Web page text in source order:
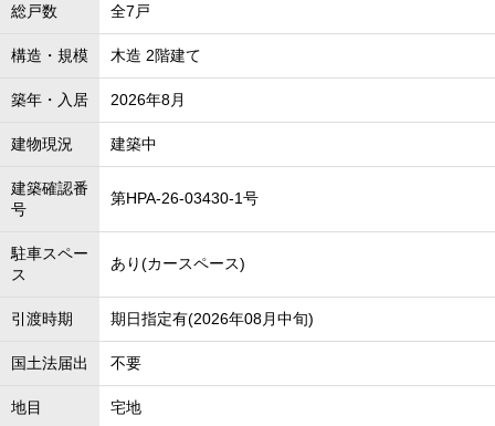
総戸数 全7戸
構造・規模 木造 2階建て
築年・入居 2026年8月
建物現況 建築中
建築確認番
号
第HPA-26-03430-1号
駐車スペー
ス
あり(カースペース)
引渡時期 期日指定有(2026年08月中旬)
国土法届出 不要
地目 宅地